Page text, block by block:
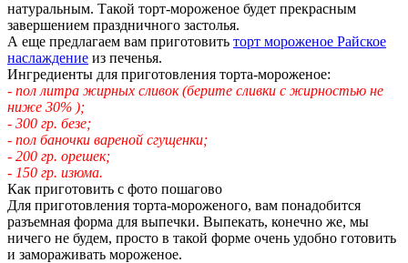
натуральным. Такой торт-мороженое будет прекрасным
завершением праздничного застолья.
А еще предлагаем вам приготовить торт мороженое Райское
наслаждение из печенья.
Ингредиенты для приготовления торта-мороженое:
- пол литра жирных сливок (берите сливки с жирностью не
ниже 30% );
- 300 гр. безе;
- пол баночки вареной сгущенки;
- 200 гр. орешек;
- 150 гр. изюма.
Как приготовить с фото пошагово
Для приготовления торта-мороженого, вам понадобится
разъемная форма для выпечки. Выпекать, конечно же, мы
ничего не будем, просто в такой форме очень удобно готовить
и замораживать мороженое.